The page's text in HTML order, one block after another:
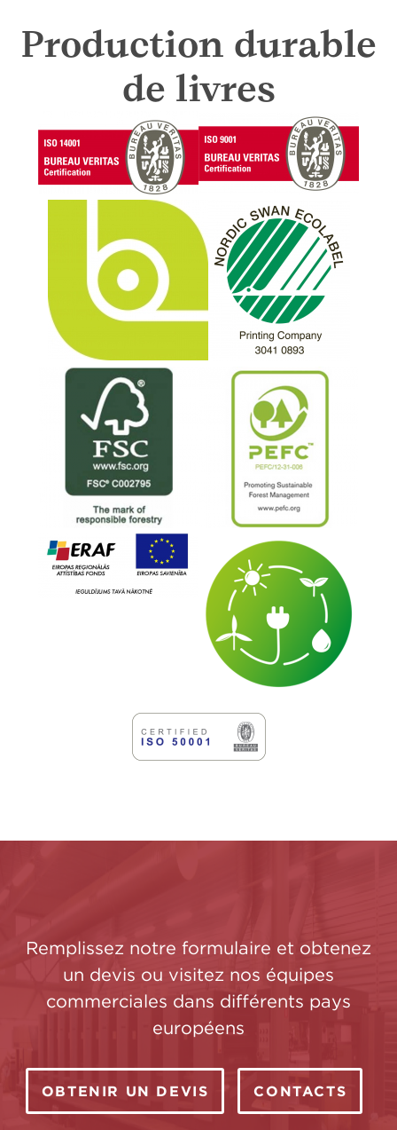
Production durable
de livres
Remplissez notre formulaire et obtenez
un devis ou visitez nos équipes
commerciales dans différents pays
européens
OBTENIR UN DEVIS CONTACTS